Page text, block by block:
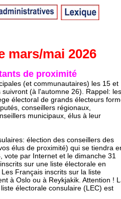
mars/mai 2026
de proximité
(et communautaires) les 15 et
(à l'automne 26). Rappel: les
électoral de grands électeurs
conseillers régionaux,
municipaux, élus à leur
élection des conseillers des
élus de proximité) qui se tiendra
vote par Internet et le dimanche 31
sur une liste électorale en
Français inscrits sur la liste
à Oslo ou à Reykjakik. Attention !
électorale consulaire (LEC) est